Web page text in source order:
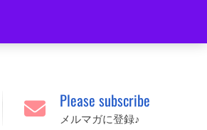
Please subscribe
メルマガに登録♪